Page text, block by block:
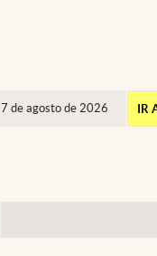
7 de agosto de 2026 IR